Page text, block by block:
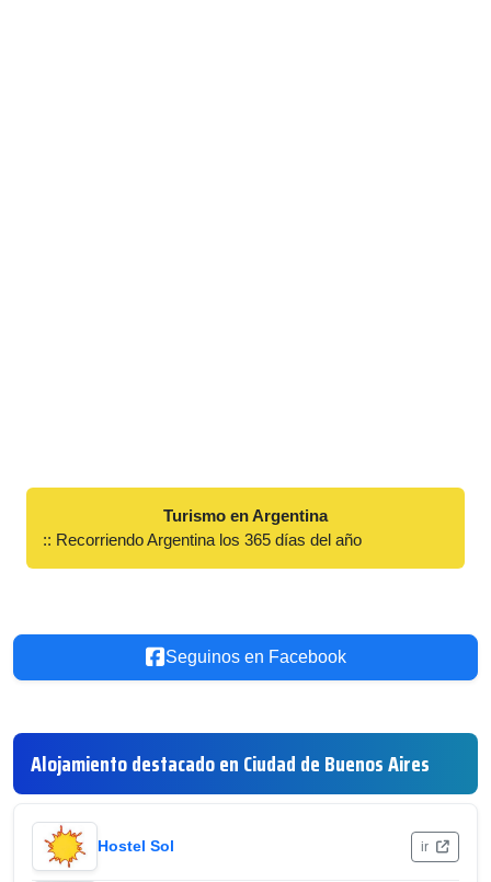
Turismo en Argentina
:: Recorriendo Argentina los 365 días del año
Seguinos en Facebook
Alojamiento destacado en Ciudad de Buenos Aires
Hostel Sol ir